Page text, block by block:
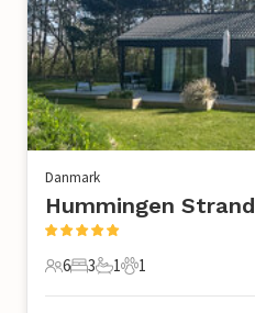
Danmark
Hummingen Strand
6 Gjester
6
3 Soverom
3
1 Bad
1
1 Kjæledyr
1